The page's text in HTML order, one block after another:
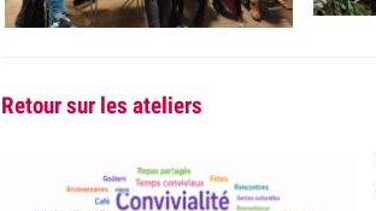
Retour sur les ateliers